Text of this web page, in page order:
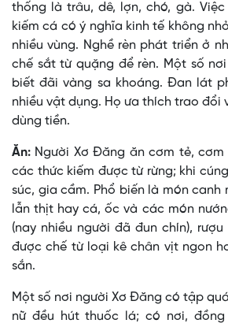
thống là trâu, dê, lợn, chó, gà.
kiếm cá có ý nghĩa kinh tế không
nhiều vùng. Nghề rèn phát triển ở
chế sắt từ quặng để rèn. Một số
biết đãi vàng sa khoáng. Ðan lát
nhiều vật dụng. Họ ưa thích trao đổi
dùng tiền.
Ăn: Người Xơ Ðăng ăn cơm tẻ,
các thức kiếm được từ rừng; khi
súc, gia cầm. Phổ biến là món canh
lẫn thịt hay cá, ốc và các món
(nay nhiều người đã đun chín),
được chế từ loại kê chân vịt ngon
sắn.
Một số nơi người Xơ Ðăng có tập
nữ đều hút thuốc lá; có nơi,